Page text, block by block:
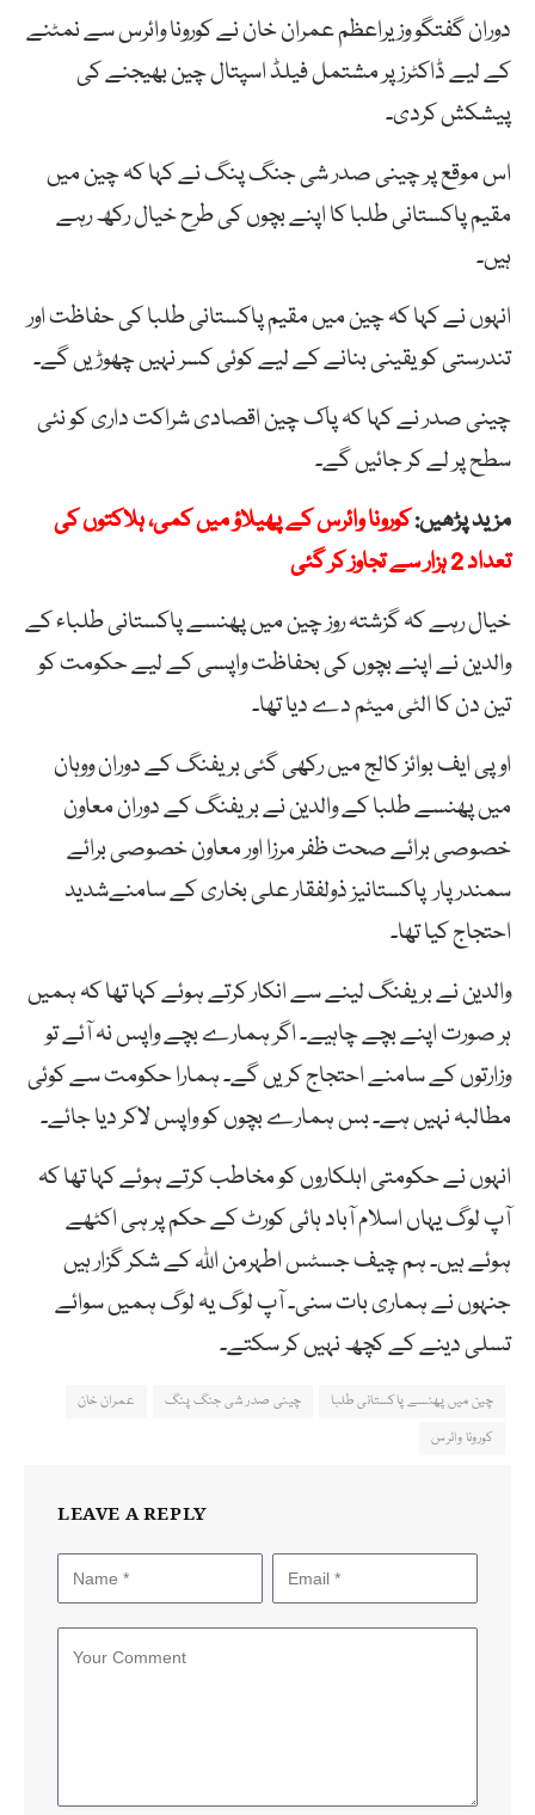
دوران گفتگو وزیراعظم عمران خان نے کورونا وائرس سے نمٹنے
کے لیے ڈاکٹرز پر مشتمل فیلڈ اسپتال چین بھیجنے کی
پیشکش کردی۔
اس موقع پر چینی صدر شی جنگ پنگ نے کہا کہ چین میں
مقیم پاکستانی طلبا کا اپنے بچوں کی طرح خیال رکھ رہے
ہیں۔
انہوں نے کہا کہ چین میں مقیم پاکستانی طلبا کی حفاظت اور
تندرستی کو یقینی بنانے کے لیے کوئی کسر نہیں چھوڑیں گے۔
چینی صدر نے کہا کہ پاک چین اقصادی شراکت داری کو نئی
سطح پر لے کر جائیں گے۔
مزید پڑھیں:کورونا وائرس کے پھیلاؤ میں کمی، ہلاکتوں کی
تعداد 2 ہزار سے تجاوز کر گئی
خیال رہے کہ گزشتہ روز چین میں پھنسے پاکستانی طلباء کے
والدین نے اپنے بچوں کی بحفاظت واپسی کے لیے حکومت کو
تین دن کا الٹی میٹم دے دیا تھا۔
او پی ایف بوائز کالج میں رکھی گئی بریفنگ کے دوران ووہان
میں پھنسے طلبا کے والدین نے بریفنگ کے دوران معاون
خصوصی برائے صحت ظفر مرزا اور معاون خصوصی برائے
سمندر پار پاکستانیز ذولفقار علی بخاری کے سامنےشدید
احتجاج کیا تھا۔
والدین نے بریفنگ لینے سے انکار کرتے ہوئے کہا تھا کہ ہمیں
ہر صورت اپنے بچے چاہیے۔ اگر ہمارے بچے واپس نہ آئے تو
وزارتوں کے سامنے احتجاج کریں گے۔ ہمارا حکومت سے کوئی
مطالبہ نہیں ہے۔ بس ہمارے بچوں کو واپس لاکر دیا جائے۔
انہوں نے حکومتی اہلکاروں کو مخاطب کرتے ہوئے کہا تھا کہ
آپ لوگ یہاں اسلام آباد ہائی کورٹ کے حکم پر ہی اکٹھے
ہوئے ہیں۔ ہم چیف جسٹس اطہرمن اللہ کے شکر گزار ہیں
جنہوں نے ہماری بات سنی۔ آپ لوگ یہ لوگ ہمیں سوائے
تسلی دینے کے کچھ نہیں کر سکتے۔
چین میں پھنسے پاکستانی طلبا چینی صدر شی جنگ پنگ
عمران خان
کورونا وائرس
LEAVE A REPLY